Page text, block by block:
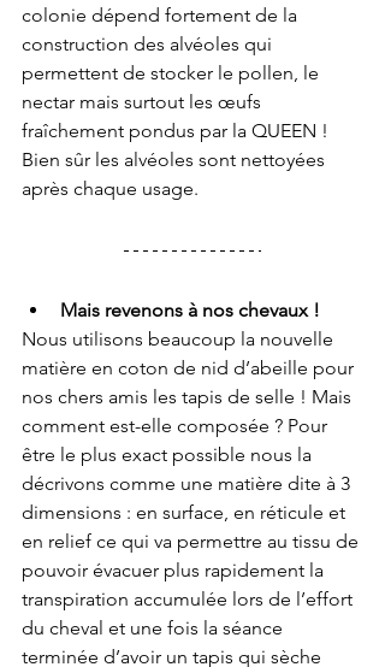
colonie dépend fortement de la
construction des alvéoles qui
permettent de stocker le pollen, le
nectar mais surtout les œufs
fraîchement pondus par la QUEEN !
Bien sûr les alvéoles sont nettoyées
après chaque usage.
Mais revenons à nos chevaux !
Nous utilisons beaucoup la nouvelle
matière en coton de nid d’abeille pour
nos chers amis les tapis de selle ! Mais
comment est-elle composée ? Pour
être le plus exact possible nous la
décrivons comme une matière dite à 3
dimensions : en surface, en réticule et
en relief ce qui va permettre au tissu de
pouvoir évacuer plus rapidement la
transpiration accumulée lors de l’effort
du cheval et une fois la séance
terminée d’avoir un tapis qui sèche